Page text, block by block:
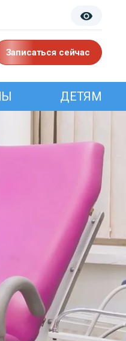
Записаться сейчас
ДЕТЯМ